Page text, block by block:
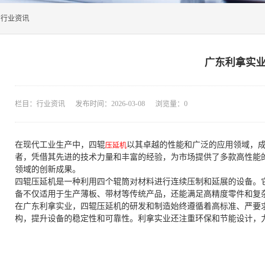
行业资讯
广东利拿实
栏目：行业资讯 发布时间：2026-03-08 浏览量： 0
在现代工业生产中，四辊压延机以其卓越的性能和广泛的应用领域，
者，凭借其先进的技术力量和丰富的经验，为市场提供了多款高性能
领域的创新成果。
四辊压延机是一种利用四个辊筒对材料进行连续压制和延展的设备
备不仅适用于生产薄板、带材等传统产品，还能满足高精度零件和复
在广东利拿实业，四辊压延机的研发和制造始终遵循着高标准、严
构，提升设备的稳定性和可靠性。利拿实业还注重环保和节能设计